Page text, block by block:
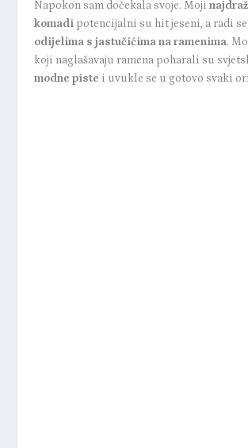
Napokon sam dočekala svoje. Moji
komadipotencijalni su hit jeseni, a radi se
odijelima s jastučićima na ramenima.
koji naglašavaju ramena poharali su
modne piste i uvukle se u gotovo svaki